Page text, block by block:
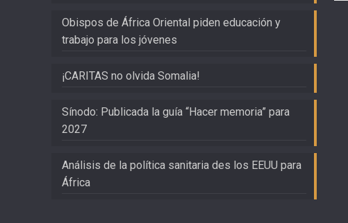
Obispos de África Oriental piden educación y
trabajo para los jóvenes
¡CARITAS no olvida Somalia!
Sínodo: Publicada la guía “Hacer memoria” para
2027
Análisis de la política sanitaria des los EEUU para
África